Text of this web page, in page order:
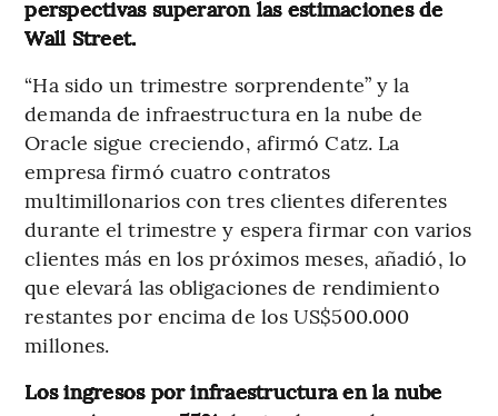
perspectivas superaron las estimaciones de
Wall Street.
“Ha sido un trimestre sorprendente” y la
demanda de infraestructura en la nube de
Oracle sigue creciendo, afirmó Catz. La
empresa firmó cuatro contratos
multimillonarios con tres clientes diferentes
durante el trimestre y espera firmar con varios
clientes más en los próximos meses, añadió, lo
que elevará las obligaciones de rendimiento
restantes por encima de los US$500.000
millones.
Los ingresos por infraestructura en la nube